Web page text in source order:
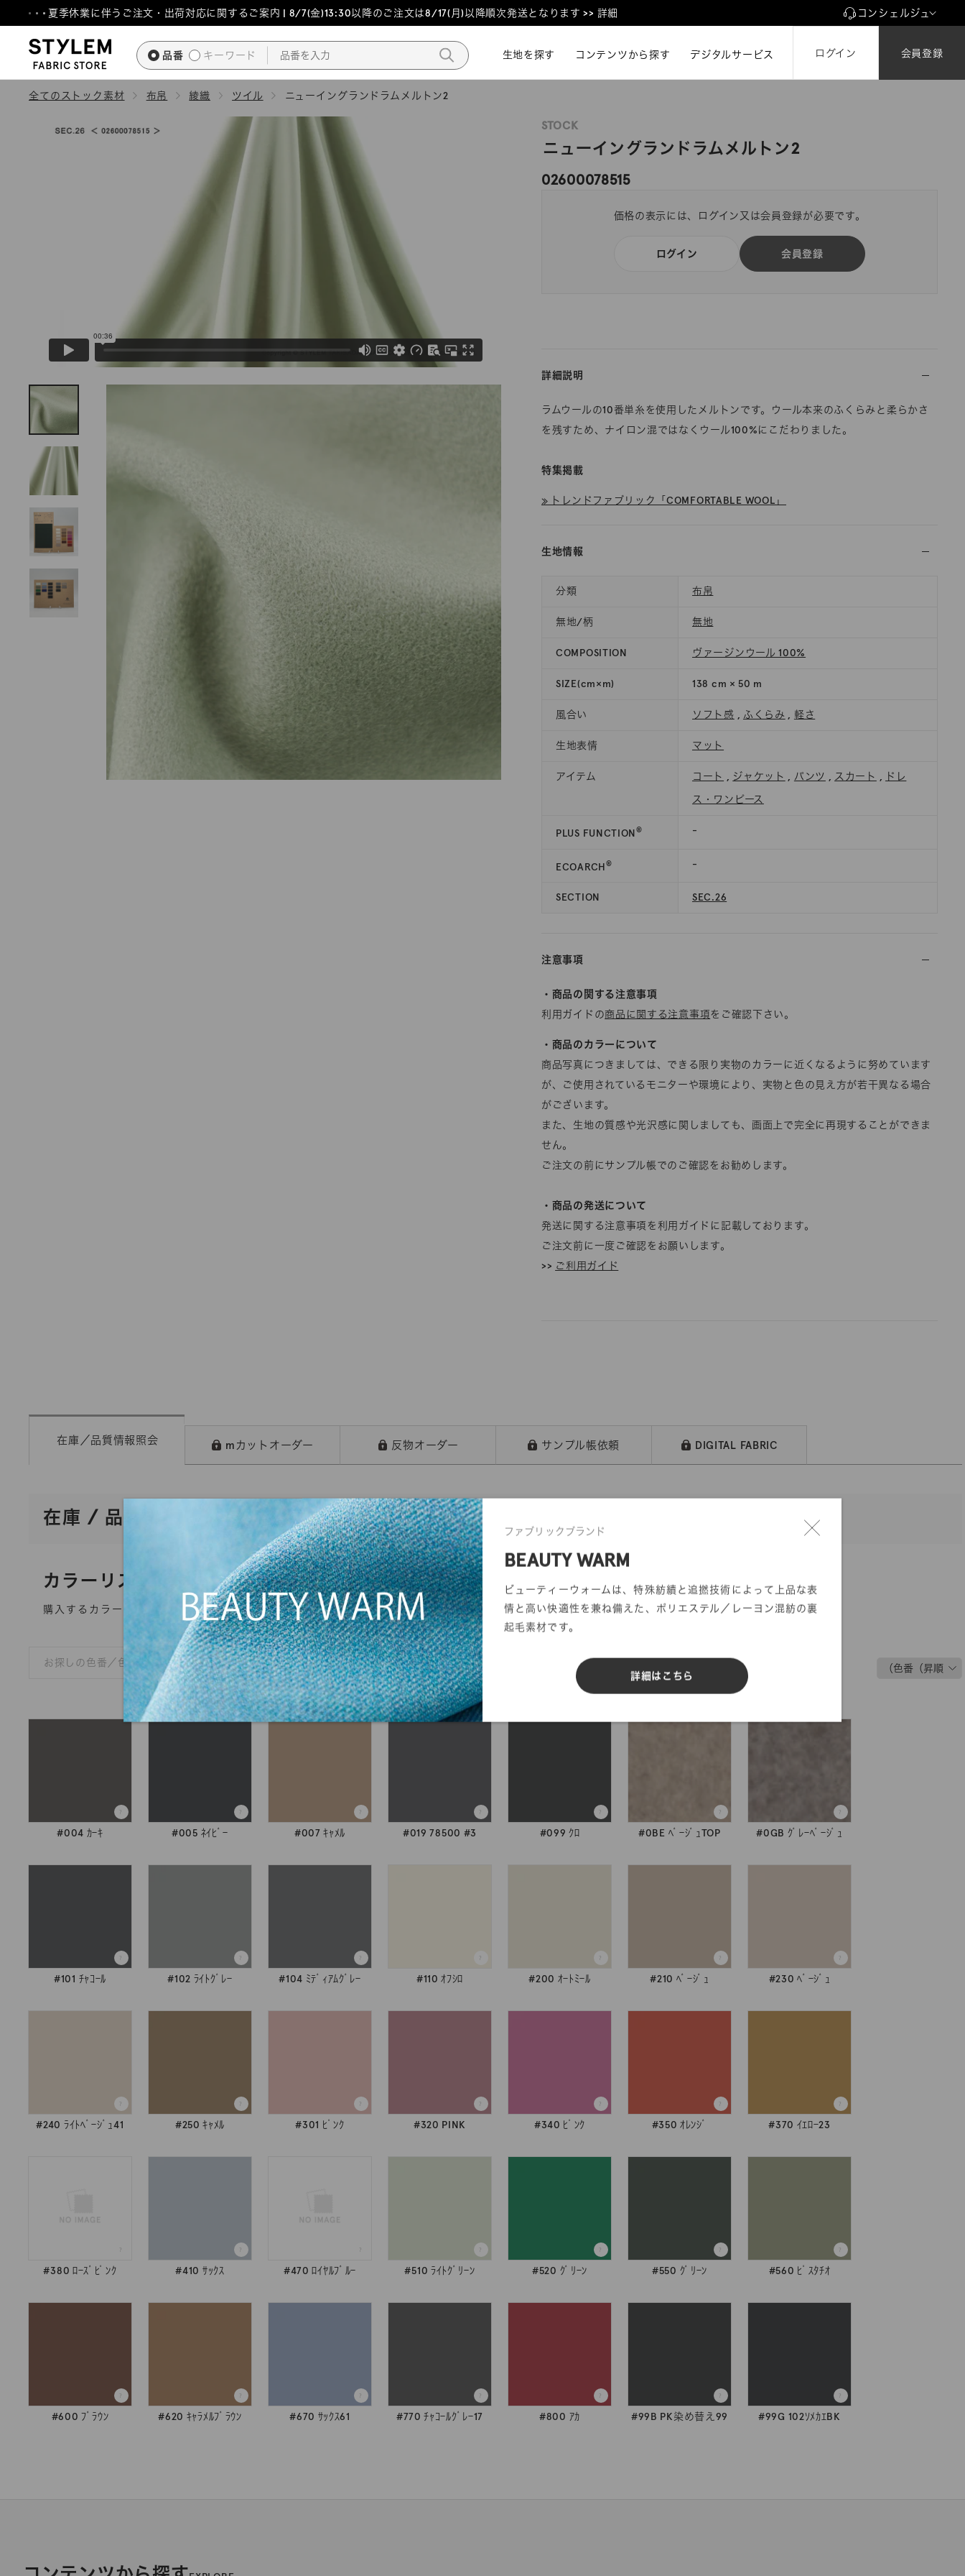
キ
し
ファブリックブランド
BEAUTY WARM
ビューティーウォームは、特殊紡績と追撚技術によって上品な表
情と高い快適性を兼ね備えた、ポリエステル／レーヨン混紡の裏
起毛素材です。
詳細はこちら
夏季休業に伴うご注文・出荷対応に関するご案内 | 8/7(金)13:30以降のご注文は8/17(月)以降順次発送となります >> 詳細 コンシェルジュ
品番 キーワード 生地を探す
生地を探す コンテンツから探す
コンテンツから探す デジタルサービス ログイン 会員登録
全てのストック素材 布帛 綾織 ツイル ニューイングランドラムメルトン2
STOCK
ニューイングランドラムメルトン2
02600078515
価格の表示には、ログイン又は会員登録が必要です。
ログイン 会員登録
詳細説明
ラムウールの10番単糸を使用したメルトンです。ウール本来のふくらみと柔らかさ
を残すため、ナイロン混ではなくウール100%にこだわりました。
特集掲載
≫ トレンドファブリック「COMFORTABLE WOOL」
生地情報
分類 布帛
無地/柄 無地
COMPOSITION ヴァージンウール 100%
SIZE(cm×m) 138 cm × 50 m
風合い ソフト感 , ふくらみ , 軽さ
生地表情 マット
アイテム コート , ジャケット , パンツ , スカート , ドレ
ス・ワンピース
PLUS FUNCTION® -
ECOARCH® -
SECTION SEC.26
注意事項
・商品の関する注意事項
利用ガイドの商品に関する注意事項をご確認下さい。
・商品のカラーについて
商品写真につきましては、できる限り実物のカラーに近くなるように努めています
が、ご使用されているモニターや環境により、実物と色の見え方が若干異なる場合
がございます。
また、生地の質感や光沢感に関しましても、画面上で完全に再現することができま
せん。
ご注文の前にサンプル帳でのご確認をお勧めします。
・商品の発送について
発送に関する注意事項を利用ガイドに記載しております。
ご注文前に一度ご確認をお願いします。
>> ご利用ガイド
在庫／品質情報照会
在庫 / 品質情報照会
カラーリスト
購入するカラーを選択してください
検索
#004 ｶｰｷ #005 ﾈｲﾋﾞｰ #007 ｷｬﾒﾙ #019 78500 #3 #099 ｸﾛ #0BE ﾍﾞｰｼﾞｭTOP #0GB ｸﾞﾚｰﾍﾞｰｼﾞｭ
#101 ﾁｬｺｰﾙ #102 ﾗｲﾄｸﾞﾚｰ #104 ﾐﾃﾞｨｱﾑｸﾞﾚｰ #110 ｵﾌｼﾛ #200 ｵｰﾄﾐｰﾙ #210 ﾍﾞｰｼﾞｭ #230 ﾍﾞｰｼﾞｭ
#240 ﾗｲﾄﾍﾞｰｼﾞｭ41 #250 ｷｬﾒﾙ #301 ﾋﾟﾝｸ #320 PINK #340 ﾋﾟﾝｸ #350 ｵﾚﾝｼﾞ #370 ｲｴﾛｰ23
#380 ﾛｰｽﾞﾋﾟﾝｸ #410 ｻｯｸｽ #470 ﾛｲﾔﾙﾌﾞﾙｰ #510 ﾗｲﾄｸﾞﾘｰﾝ #520 ｸﾞﾘｰﾝ #550 ｸﾞﾘｰﾝ #560 ﾋﾟｽﾀﾁｵ
#600 ﾌﾞﾗｳﾝ #620 ｷｬﾗﾒﾙﾌﾞﾗｳﾝ #670 ｻｯｸｽ61 #770 ﾁｬｺｰﾙｸﾞﾚｰ17 #800 ｱｶ #99B PK染め替え99 #99G 102ｿﾒｶｴBK
mカットオーダー 反物オーダー サンプル帳依頼 DIGITAL FABRIC